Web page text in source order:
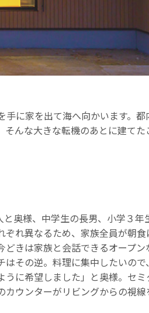
に家を出て海へ向かいます。都
んな大きな転機のあとに建てた
と奥様、中学生の長男、小学３
ぞれ異なるため、家族全員が朝
どきは家族と会話できるオープ
はその逆。料理に集中したいの
うに希望しました」と奥様。セ
カウンターがリビングからの視線